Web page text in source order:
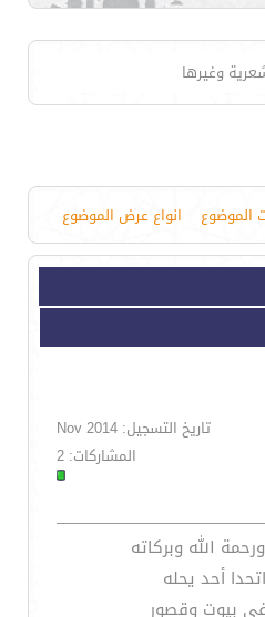
وغيرها
الموضوع انواع عرض الموضوع
تاريخ التسجيل: Nov 2014
المشاركات: 2
الله وبركاته
أحد يحله
بيوت وقصور